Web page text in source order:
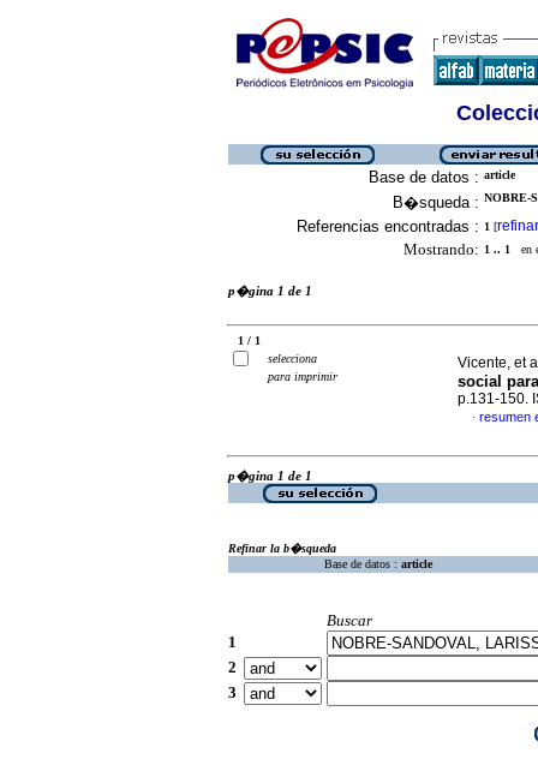
Base de datos : article
B�squeda : NOBRE-
Referencias encontradas : 1 [refinar
Mostrando: 1 .. 1 en
p�gina 1 de 1
1 / 1
selecciona
para imprimir
Vicente, et
social
p.131-150.
· resumen
p�gina 1 de 1
Refinar la b�squeda
Base de datos : article
Buscar
1
2
3